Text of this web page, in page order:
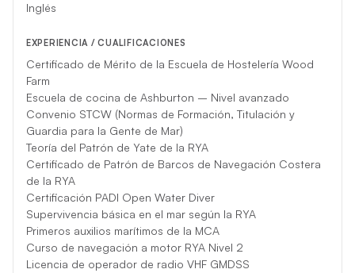
Inglés
EXPERIENCIA / CUALIFICACIONES
Certificado de Mérito de la Escuela de Hostelería Wood
Farm
Escuela de cocina de Ashburton – Nivel avanzado
Convenio STCW (Normas de Formación, Titulación y
Guardia para la Gente de Mar)
Teoría del Patrón de Yate de la RYA
Certificado de Patrón de Barcos de Navegación Costera
de la RYA
Certificación PADI Open Water Diver
Supervivencia básica en el mar según la RYA
Primeros auxilios marítimos de la MCA
Curso de navegación a motor RYA Nivel 2
Licencia de operador de radio VHF GMDSS